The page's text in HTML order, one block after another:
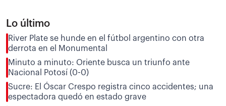
Lo último
River Plate se hunde en el fútbol argentino con otra
derrota en el Monumental
Minuto a minuto: Oriente busca un triunfo ante
Nacional Potosí (0-0)
Sucre: El Óscar Crespo registra cinco accidentes; una
espectadora quedó en estado grave